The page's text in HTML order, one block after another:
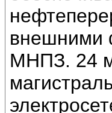
внешними
МНПЗ. 24